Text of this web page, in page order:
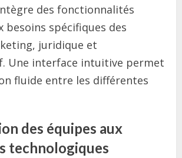
des fonctionnalités
besoins spécifiques des
juridique et
Une interface intuitive permet
fluide entre les différentes
des équipes aux
technologiques